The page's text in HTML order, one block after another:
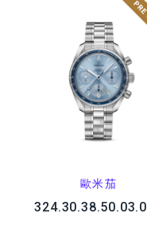
歐米茄